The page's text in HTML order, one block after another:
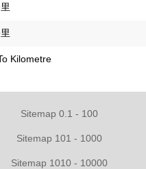
Kilometre
Sitemap 0.1 - 100
Sitemap 101 - 1000
Sitemap 1010 - 10000